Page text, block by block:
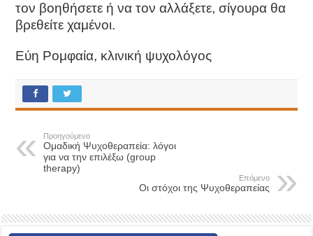
τον βοηθήσετε ή να τον αλλάξετε, σίγουρα θα
βρεθείτε χαμένοι.
Εύη Ρομφαία, κλινική ψυχολόγος
Προηγούμενο
Ομαδική Ψυχοθεραπεία: λόγοι
για να την επιλέξω (group
therapy)
Επόμενο
Οι στόχοι της Ψυχοθεραπείας